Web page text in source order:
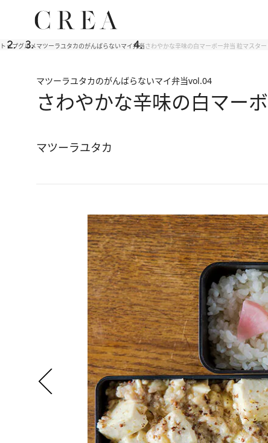
トップグルメマツーラユタカのがんばらないマイ弁当 さわやかな辛味の白マーボー弁当 粒マスター
マツーラユタカのがんばらないマイ弁当vol.04
さわやかな辛味の白マー
マツーラユタカ